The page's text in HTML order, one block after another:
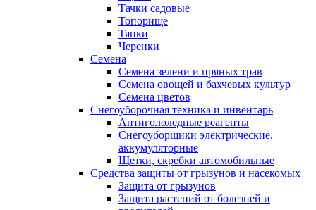
Тачки садовые
Топорище
Тяпки
Черенки
Семена
Семена зелени и пряных трав
Семена овощей и бахчевых культур
Семена цветов
Снегоуборочная техника и инвентарь
Антигололедные реагенты
Снегоуборщики электрические,
аккумуляторные
Щетки, скребки автомобильные
Средства защиты от грызунов и насекомых
Защита от грызунов
Защита растений от болезней и